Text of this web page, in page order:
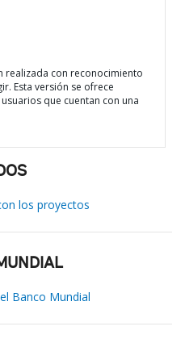
realizada con reconocimiento
Esta versión se ofrece
que cuentan con una
los proyectos
Banco Mundial